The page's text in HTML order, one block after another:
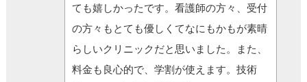
ても嬉しかったです。看護師の方々、受付
の方々もとても優しくてなにもかもが素晴
らしいクリニックだと思いました。また、
料金も良心的で、学割が使えます。技術